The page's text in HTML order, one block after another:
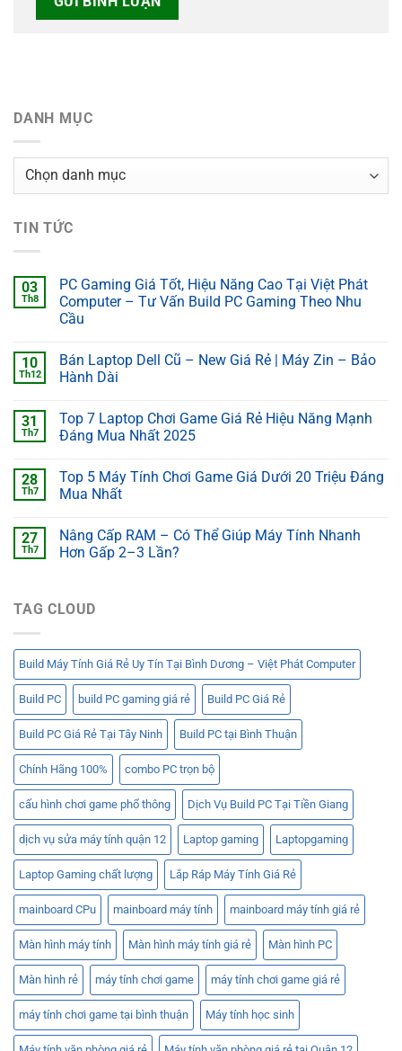
DANH MỤC
Danh
mục
TIN TỨC
03
Th8
PC Gaming Giá Tốt, Hiệu Năng Cao Tại Việt Phát
Computer – Tư Vấn Build PC Gaming Theo Nhu
Cầu
10
Th12
Bán Laptop Dell Cũ – New Giá Rẻ | Máy Zin – Bảo
Hành Dài
31
Th7
Top 7 Laptop Chơi Game Giá Rẻ Hiệu Năng Mạnh
Đáng Mua Nhất 2025
28
Th7
Top 5 Máy Tính Chơi Game Giá Dưới 20 Triệu Đáng
Mua Nhất
27
Th7
Nâng Cấp RAM – Có Thể Giúp Máy Tính Nhanh
Hơn Gấp 2–3 Lần?
TAG CLOUD
Build Máy Tính Giá Rẻ Uy Tín Tại Bình Dương – Việt Phát Computer
Build PC build PC gaming giá rẻ Build PC Giá Rẻ
Build PC Giá Rẻ Tại Tây Ninh Build PC tại Bình Thuận
Chính Hãng 100% combo PC trọn bộ
cấu hình chơi game phổ thông Dịch Vụ Build PC Tại Tiền Giang
dịch vụ sửa máy tính quận 12 Laptop gaming Laptopgaming
Laptop Gaming chất lượng Lắp Ráp Máy Tính Giá Rẻ
mainboard CPu mainboard máy tính mainboard máy tính giá rẻ
Màn hình máy tính Màn hình máy tính giá rẻ Màn hình PC
Màn hình rẻ máy tính chơi game máy tính chơi game giá rẻ
máy tính chơi game tại bình thuận Máy tính học sinh